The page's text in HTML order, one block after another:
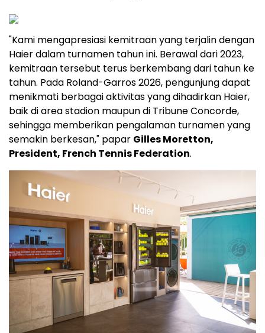
"Kami mengapresiasi kemitraan yang terjalin dengan
Haier dalam turnamen tahun ini. Berawal dari 2023,
kemitraan tersebut terus berkembang dari tahun ke
tahun. Pada Roland-Garros 2026, pengunjung dapat
menikmati berbagai aktivitas yang dihadirkan Haier,
baik di area stadion maupun di Tribune Concorde,
sehingga memberikan pengalaman turnamen yang
semakin berkesan," papar Gilles Moretton,
President, French Tennis Federation.